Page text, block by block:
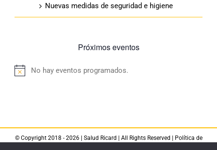
Nuevas medidas de seguridad e higiene
Próximos eventos
Aviso
No hay eventos programados.
© Copyright 2018 - 2026 | Salud Ricard | All Rights Reserved | Política de